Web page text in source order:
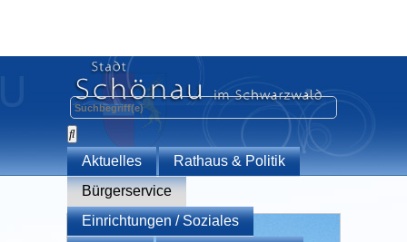
Aktuelles
Rathaus & Politik
Bürgerservice
Einrichtungen / Soziales